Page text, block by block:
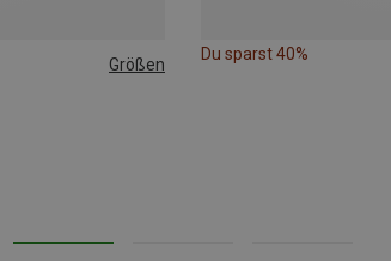
Größen
Du sparst 40%